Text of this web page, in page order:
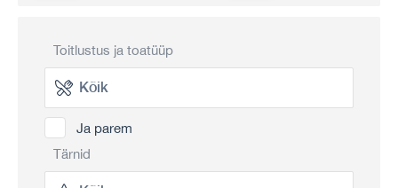
Toitlustus ja toatüüp
Ja parem
Tärnid